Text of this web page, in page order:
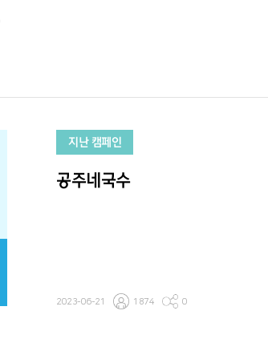
지난 캠페인
공주네국수
2023-06-21 1874 0